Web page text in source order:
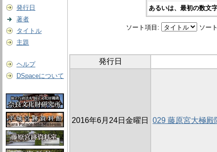
発行日
著者
タイトル
主題
ヘルプ
DSpaceについて
あるいは、最初の数文
ソート項目: ソー
発行日
2016年6月24日金曜日 029 藤原宮大極殿